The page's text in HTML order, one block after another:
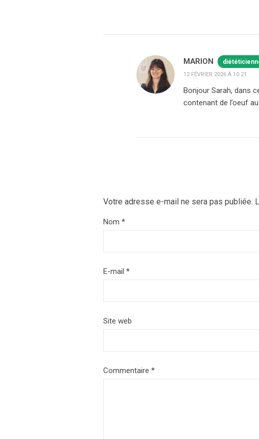
MARION
12 FÉVRIER 2026 À 10:21
Bonjour Sarah, dans
contenant de l’oeuf
Votre adresse e-mail ne sera pas publiée.
Nom *
E-mail *
Site web
Commentaire *